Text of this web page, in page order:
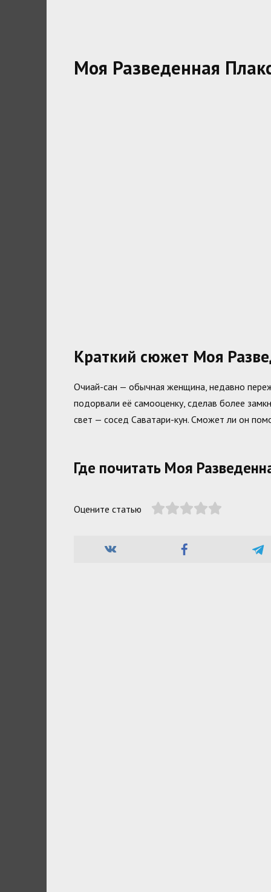
Моя Разведенная
Краткий сюжет Моя
Очиай-сан — обычная женщина, недавно
подорвали её самооценку, сделав более
свет — сосед Саватари-кун. Сможет ли он
Где почитать Моя
Оцените статью